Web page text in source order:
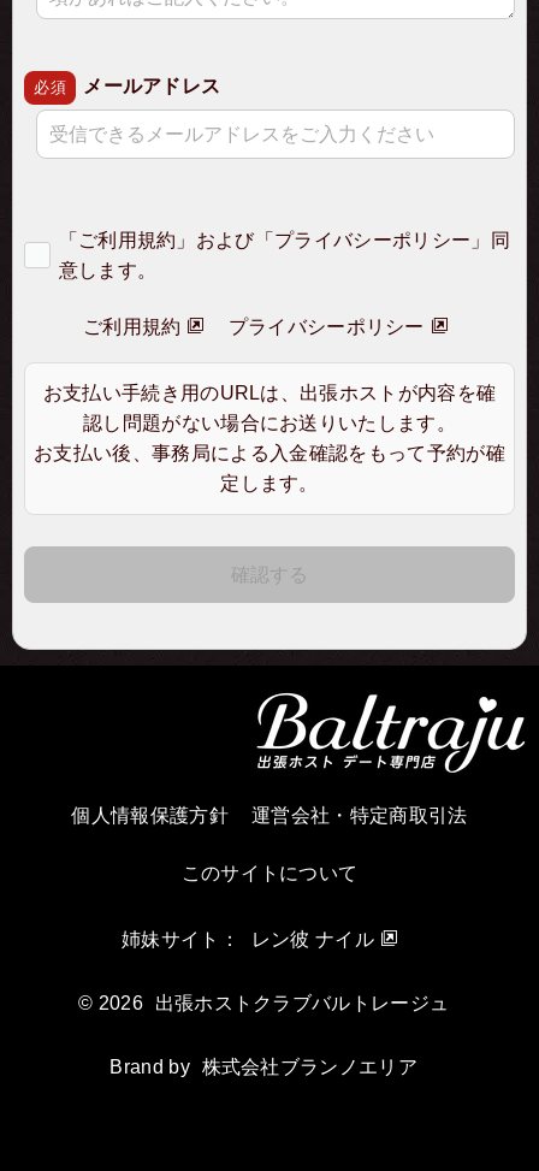
必須 メールアドレス
「ご利用規約」および「プライバシーポリシー」同
意します。
ご利用規約 プライバシーポリシー
お支払い手続き用のURLは、出張ホストが内容を確
認し問題がない場合にお送りいたします。
お支払い後、事務局による入金確認をもって予約が確
定します。
確認する
個人情報保護方針 運営会社・特定商取引法
このサイトについて
姉妹サイト： レン彼 ナイル
© 2026 出張ホストクラブバルトレージュ
Brand by 株式会社ブランノエリア